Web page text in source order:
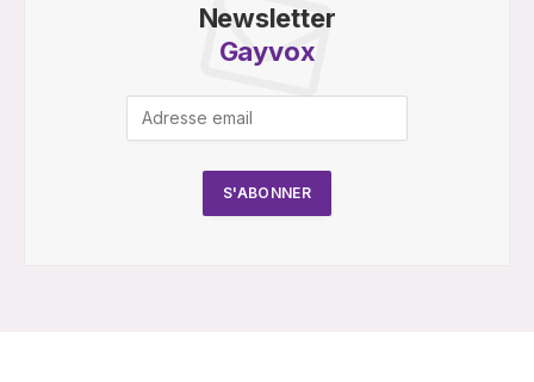
Newsletter
Gayvox